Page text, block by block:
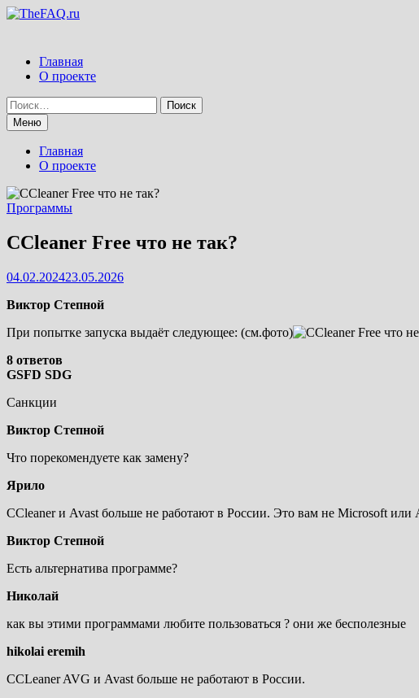
Перейти
Главная
О проекте
Найти:
Меню
Главная
О проекте
Программы
CCleaner Free что не так?
04.02.202423.05.2026
Виктор Степной
При попытке запуска выдаёт следующее: (см.фото)
8 ответов
GSFD SDG
Санкции
Виктор Степной
Что порекомендуете как замену?
Ярило
CCleaner и Avast больше не работают в России. Это вам не Microsoft или
Виктор Степной
Есть альтернатива программе?
Николай
как вы этими программами любите пользоваться ? они же бесполезные
hikolai eremih
CCLeaner AVG и Avast больше не работают в России.